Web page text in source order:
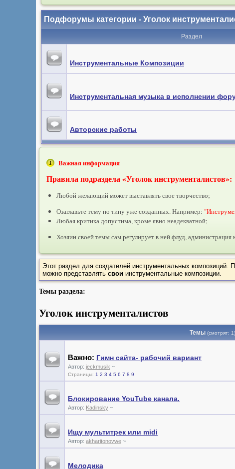
Подфорумы категории - Уголок
Раздел
Инструментальные Композиции
Инструментальная музыка в исполнении
Авторские работы
Важная информация
Правила подраздела «Уголок инструменталистов»:
Любой желающий может выставлять свое творчество;
Озаглавьте тему по типу уже созданных. Например:
Любая критика допустима, кроме явно неадекватной;
Хозяин своей темы сам регулирует в ней флуд, администрация
Этот раздел для создателей инструментальных композиций.
можно представлять свои инструментальные композиции.
Темы раздела:
Уголок инструменталистов
Темы (смотрят: 1)
Важно: Гимн сайта- рабочий вариант
Автор: jeckmusik ~
Страницы: 1 2 3 4 5 6 7 8 9
Блокирование YouTube канала.
Автор: Kadinsky ~
Ищу мультитрек или midi
Автор: akharitonovwe ~
Мелодика